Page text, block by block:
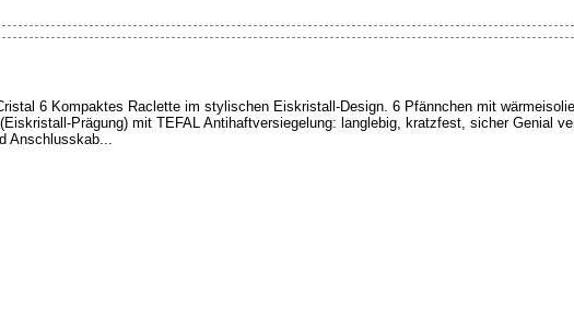
6 Kompaktes Raclette im stylischen Eiskristall-Design. 6 Pfännchen mit
Prägung) mit TEFAL Antihaftversiegelung: langlebig, kratzfest, sicher Genial
Anschlusskab...